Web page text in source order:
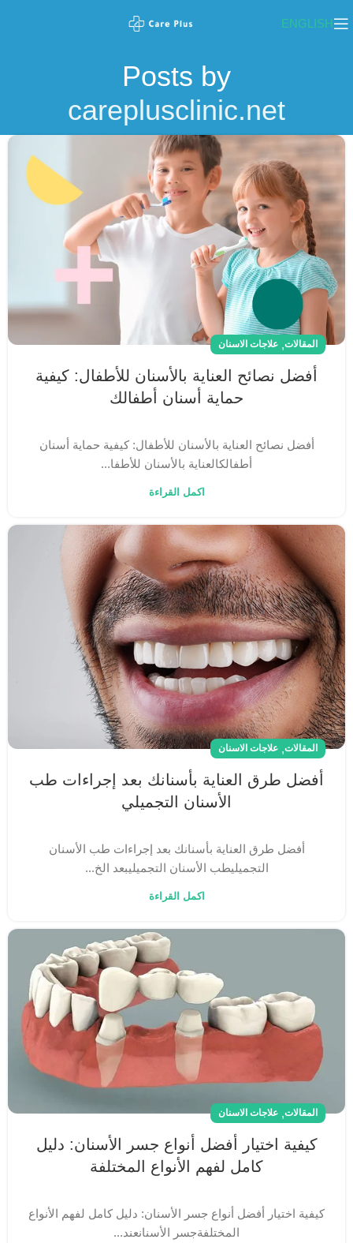
ENGLISH
Posts by
careplusclinic.net
المقالات, علاجات الاسنان
أفضل نصائح العناية بالأسنان للأطفال: كيفية
حماية أسنان أطفالك
أفضل نصائح العناية بالأسنان للأطفال: كيفية حماية أسنان
أطفالكالعناية بالأسنان للأطفا...
اكمل القراءة
المقالات, علاجات الاسنان
أفضل طرق العناية بأسنانك بعد إجراءات طب
الأسنان التجميلي
أفضل طرق العناية بأسنانك بعد إجراءات طب الأسنان
التجميليطب الأسنان التجميليبعد الخ...
اكمل القراءة
المقالات, علاجات الاسنان
كيفية اختيار أفضل أنواع جسر الأسنان: دليل
كامل لفهم الأنواع المختلفة
كيفية اختيار أفضل أنواع جسر الأسنان: دليل كامل لفهم الأنواع
المختلفةجسر الأسنانعند...